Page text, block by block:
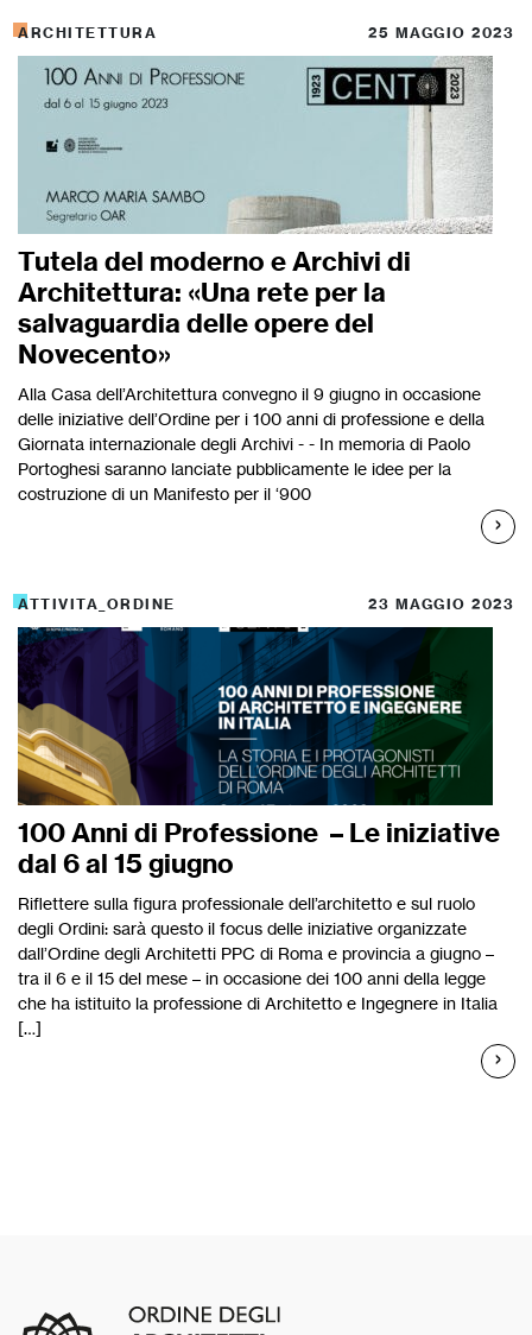
ARCHITETTURA 25 MAGGIO 2023
Tutela del moderno e Archivi di
Architettura: «Una rete per la
salvaguardia delle opere del
Novecento»
Alla Casa dell’Architettura convegno il 9 giugno in occasione
delle iniziative dell’Ordine per i 100 anni di professione e della
Giornata internazionale degli Archivi - - In memoria di Paolo
Portoghesi saranno lanciate pubblicamente le idee per la
costruzione di un Manifesto per il ‘900
ATTIVITA_ORDINE 23 MAGGIO 2023
100 Anni di Professione – Le iniziative
dal 6 al 15 giugno
Riflettere sulla figura professionale dell’architetto e sul ruolo
degli Ordini: sarà questo il focus delle iniziative organizzate
dall’Ordine degli Architetti PPC di Roma e provincia a giugno –
tra il 6 e il 15 del mese – in occasione dei 100 anni della legge
che ha istituito la professione di Architetto e Ingegnere in Italia
[…]